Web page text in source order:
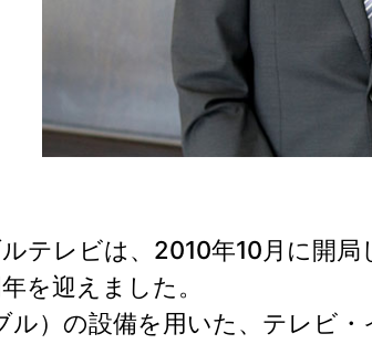
テレビは、2010年10月に開
を迎えました。
ル）の設備を用いた、テレビ